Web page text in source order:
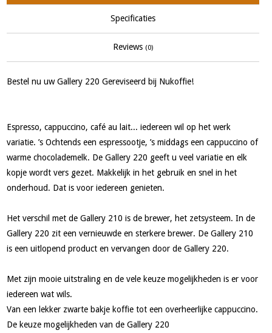
Specificaties
Reviews (0)
Bestel nu uw Gallery 220 Gereviseerd bij Nukoffie!
Espresso, cappuccino, café au lait... iedereen wil op het werk
variatie. ’s Ochtends een espressootje, ’s middags een cappuccino of
warme chocolademelk. De Gallery 220 geeft u veel variatie en elk
kopje wordt vers gezet. Makkelijk in het gebruik en snel in het
onderhoud. Dat is voor iedereen genieten.
Het verschil met de Gallery 210 is de brewer, het zetsysteem. In de
Gallery 220 zit een vernieuwde en sterkere brewer. De Gallery 210
is een uitlopend product en vervangen door de Gallery 220.
Met zijn mooie uitstraling en de vele keuze mogelijkheden is er voor
iedereen wat wils.
Van een lekker zwarte bakje koffie tot een overheerlijke cappuccino.
De keuze mogelijkheden van de Gallery 220